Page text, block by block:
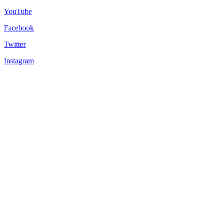
YouTube
Facebook
Twitter
Instagram